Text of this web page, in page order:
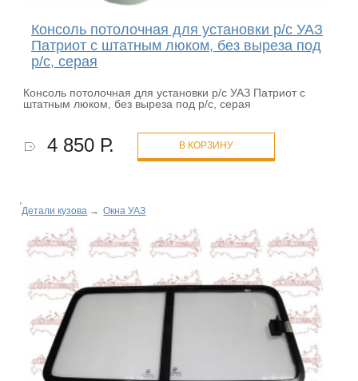
Консоль потолочная для установки р/c УАЗ
Патриот с штатным люком, без выреза под
р/c, серая
Консоль потолочная для установки р/c УАЗ Патриот с
штатным люком, без выреза под р/c, серая
4 850 Р. В КОРЗИНУ
Детали кузова → Окна УАЗ